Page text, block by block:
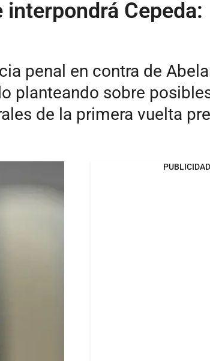
Cepeda:
penal en contra de
planteando sobre
de la primera vuelta
PUBLICIDAD